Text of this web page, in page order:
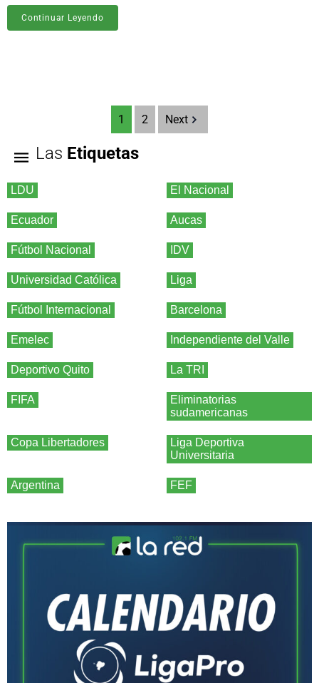
Continuar Leyendo
1 2 Next
Las Etiquetas
LDU El Nacional
Ecuador Aucas
Fútbol Nacional IDV
Universidad Católica Liga
Fútbol Internacional Barcelona
Emelec Independiente del Valle
Deportivo Quito La TRI
FIFA
Eliminatorias
sudamericanas
Copa Libertadores
Liga Deportiva
Universitaria
Argentina FEF